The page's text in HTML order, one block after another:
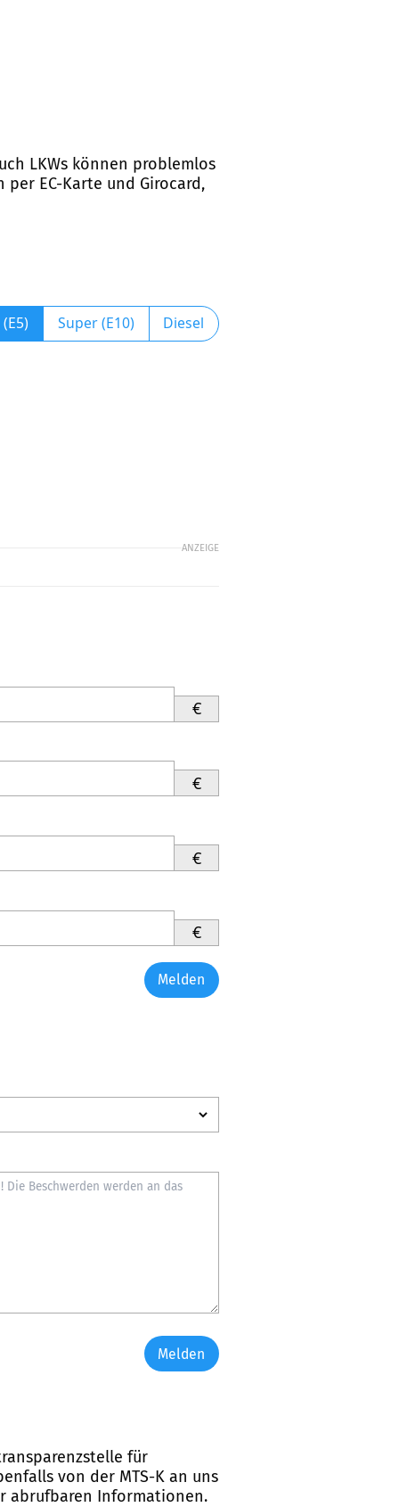
LKWs können problemlos
EC-Karte und Girocard,
Super (E10) Diesel
ANZEIGE
€
€
€
€
Melden
Melden
für
von der MTS-K an uns
abrufbaren Informationen.